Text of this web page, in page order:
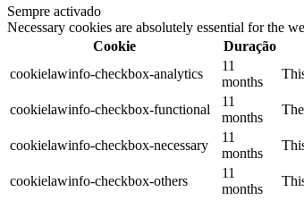
Sempre activado
Necessary cookies are absolutely essential for the
Cookie
Duração
cookielawinfo-checkbox-analytics
11
months
cookielawinfo-checkbox-functional
11
months
cookielawinfo-checkbox-necessary
11
months
cookielawinfo-checkbox-others
11
months